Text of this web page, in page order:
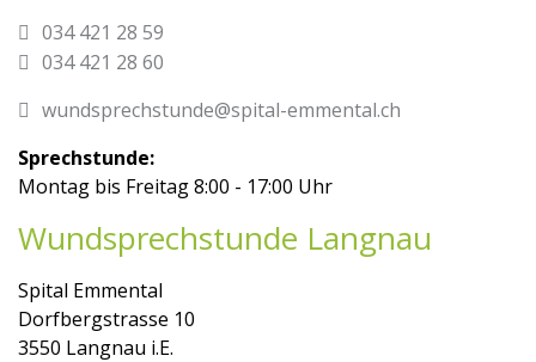
034 421 28 59
034 421 28 60
wundsprechstunde@spital-emmental.ch
Sprechstunde:
Montag bis Freitag 8:00 - 17:00 Uhr
Wundsprechstunde Langnau
Spital Emmental
Dorfbergstrasse 10
3550 Langnau i.E.